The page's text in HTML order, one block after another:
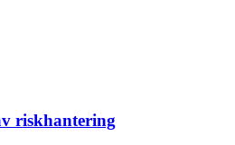
riskhantering